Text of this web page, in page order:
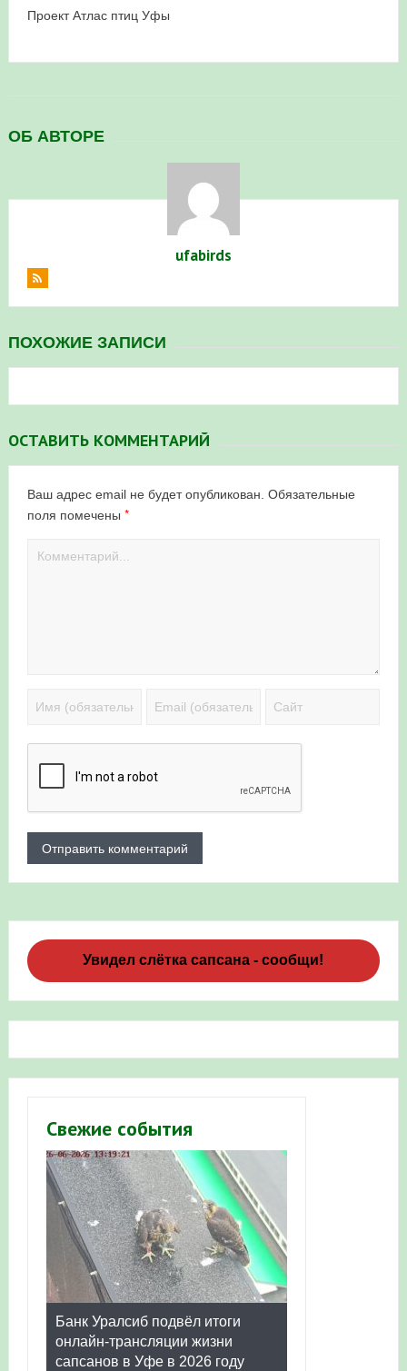
Проект Атлас птиц Уфы
ОБ АВТОРЕ
ufabirds
ПОХОЖИЕ ЗАПИСИ
ОСТАВИТЬ КОММЕНТАРИЙ
Ваш адрес email не будет опубликован. Обязательные
поля помечены *
Увидел слётка сапсана - сообщи!
Свежие события
Банк Уралсиб подвёл итоги
онлайн-трансляции жизни
сапсанов в Уфе в 2026 году